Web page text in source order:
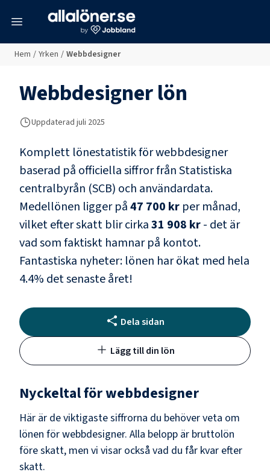
Hem / Yrken / Webbdesigner
Webbdesignerlön
Uppdaterad juli 2025
Komplett lönestatistik förwebbdesigner
baserad på officiella siffror från Statistiska
centralbyrån (SCB) och användardata.
Medellönen ligger på47 700 kr per månad,
vilket efter skatt blir cirka31 908 kr- det är
vad som faktiskt hamnar på kontot.
Fantastiska nyheter: lönen har ökat med hela
4.4% det senaste året!
Dela sidan
Lägg till din lön
Nyckeltal förwebbdesigner
Här är de viktigaste siffrorna du behöver veta om
lönen förwebbdesigner. Alla belopp är bruttolön
före skatt, men vi visar också vad du får kvar efter
skatt.